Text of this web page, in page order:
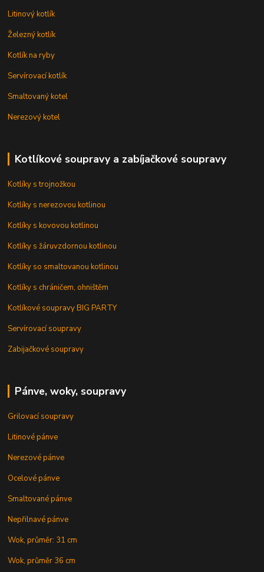
Litinový kotlík
Železný kotlík
Kotlík na ryby
Servírovací kotlík
Smaltovaný kotel
Nerezový kotel
Kotlíkové soupravy a zabíjačkové soupravy
Kotlíky s trojnožkou
Kotlíky s nerezovou kotlinou
Kotlíky s kovovou kotlinou
Kotlíky s žáruvzdornou kotlinou
Kotlíky so smaltovanou kotlinou
Kotlíky s chráničem, ohništěm
Kotlíkové soupravy BIG PARTY
Servírovací soupravy
Zabijačkové soupravy
Pánve, woky, soupravy
Grilovací soupravy
Litinové pánve
Nerezové pánve
Ocelové pánve
Smaltované pánve
Nepřilnavé pánve
Wok, průměr: 31 cm
Wok, průměr 36 cm